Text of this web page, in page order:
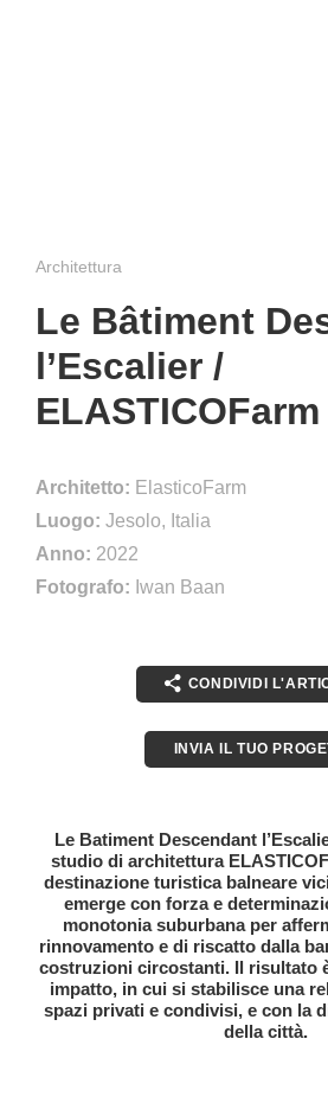
Architettura
Le Bâtiment
l’Escalier /
ELASTICOFarm
Architetto: ElasticoFarm
Luogo: Jesolo, Italia
Anno: 2022
Fotografo: Iwan Baan
CONDIVIDI
INVIA IL TUO
Le Batiment Descendant
studio di architettura
destinazione turistica balneare
emerge con forza e
monotonia suburbana per
rinnovamento e di riscatto dalla
costruzioni circostanti. Il risultato
impatto, in cui si stabilisce una
spazi privati e condivisi, e con la
della città.